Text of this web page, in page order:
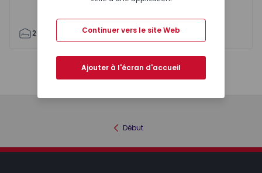
2 84 84 2 4
Début
Continuer vers le site Web
Ajouter à l'écran d'accueil